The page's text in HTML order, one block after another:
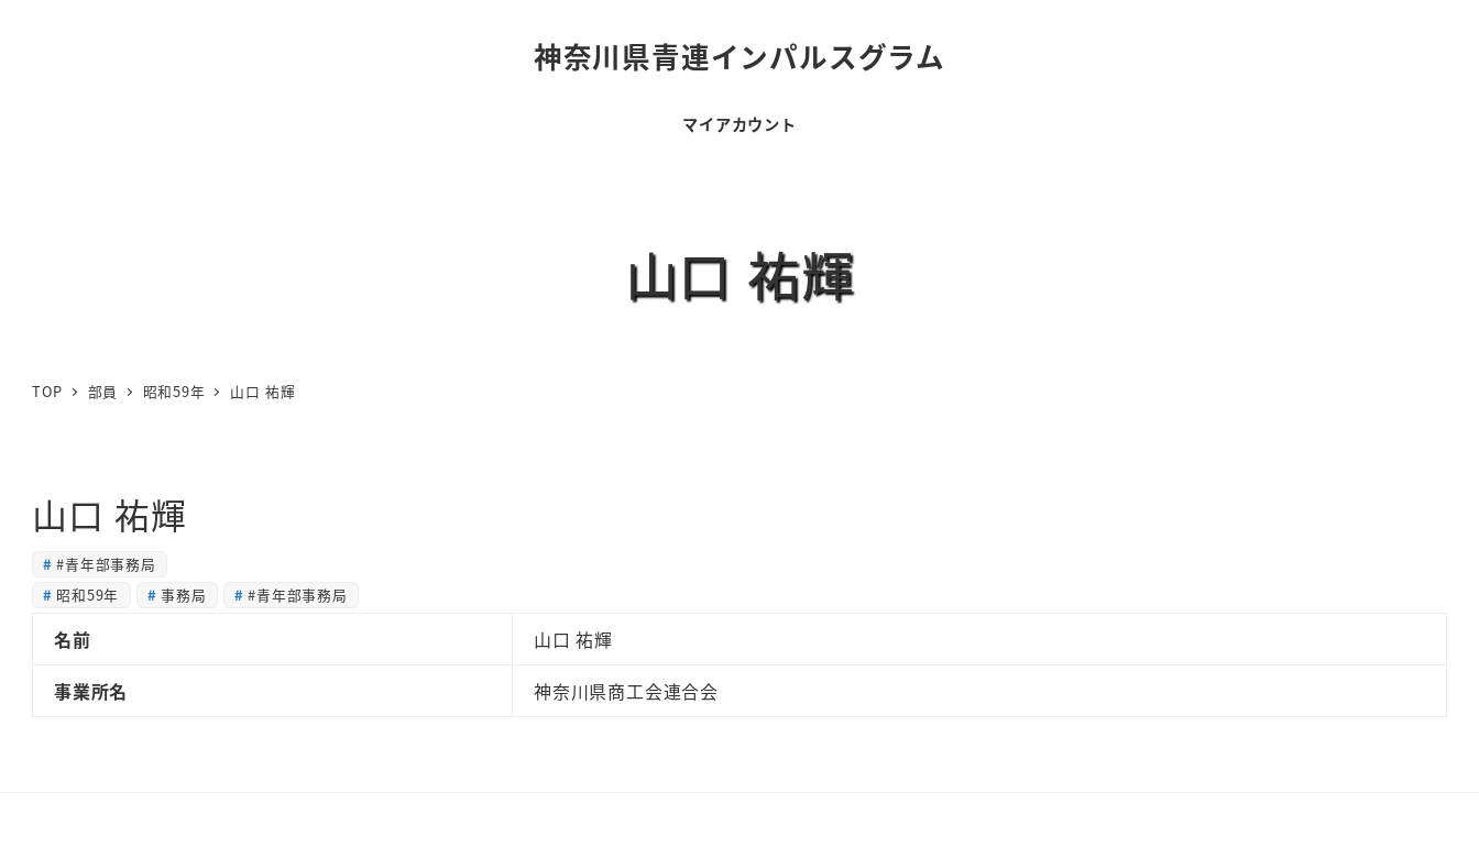
神奈川県青連インパルスグラム
マイアカウント
山口 祐輝
TOP 部員 昭和59年 山口 祐輝
山口 祐輝
#青年部事務局
昭和59年
事務局 #青年部事務局
名前
山口 祐輝
事業所名
神奈川県商工会連合会